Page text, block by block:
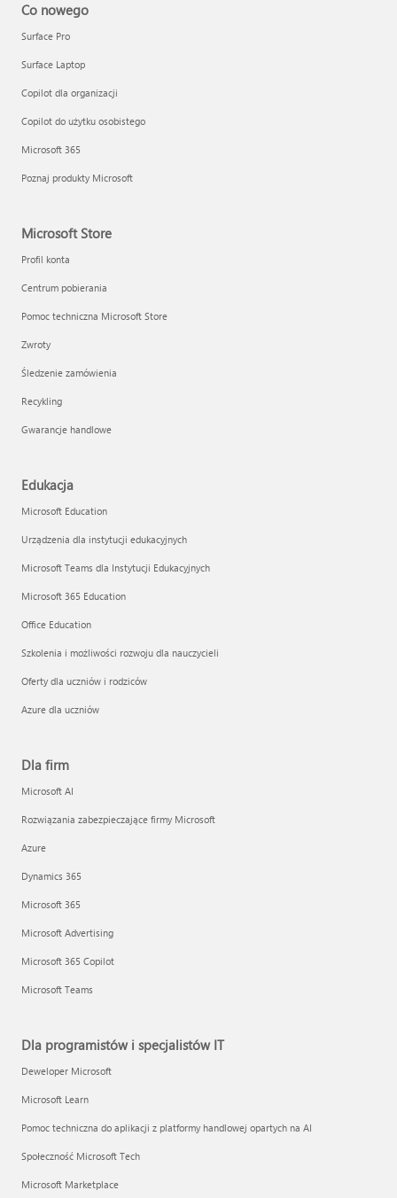
Co nowego
Surface Pro
Surface Laptop
Copilot dla organizacji
Copilot do użytku osobistego
Microsoft 365
Poznaj produkty Microsoft
Microsoft Store
Profil konta
Centrum pobierania
Pomoc techniczna Microsoft Store
Zwroty
Śledzenie zamówienia
Recykling
Gwarancje handlowe
Edukacja
Microsoft Education
Urządzenia dla instytucji edukacyjnych
Microsoft Teams dla Instytucji Edukacyjnych
Microsoft 365 Education
Office Education
Szkolenia i możliwości rozwoju dla nauczycieli
Oferty dla uczniów i rodziców
Azure dla uczniów
Dla firm
Microsoft AI
Rozwiązania zabezpieczające firmy Microsoft
Azure
Dynamics 365
Microsoft 365
Microsoft Advertising
Microsoft 365 Copilot
Microsoft Teams
Dla programistów i specjalistów IT
Deweloper Microsoft
Microsoft Learn
Pomoc techniczna do aplikacji z platformy handlowej opartych na AI
Społeczność Microsoft Tech
Microsoft Marketplace